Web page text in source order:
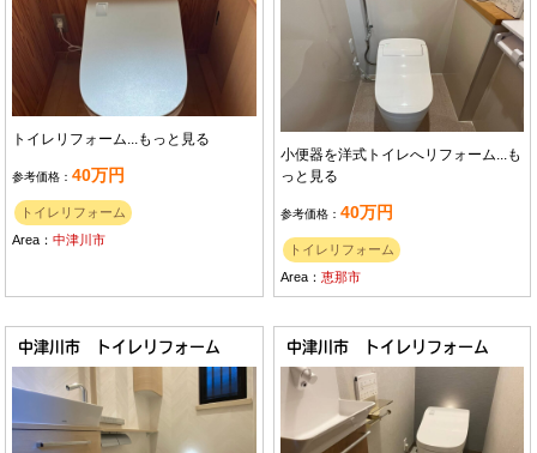
トイレリフォーム...もっと見る
参考価格：40万円
トイレリフォーム
Area：中津川市
小便器を洋式トイレへリフォーム...も
っと見る
参考価格：40万円
トイレリフォーム
Area：恵那市
中津川市 トイレリフォーム 中津川市 トイレリフォーム